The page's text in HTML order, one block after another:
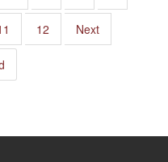
12 Next